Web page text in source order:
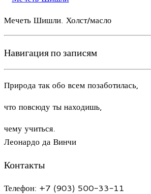
Мечеть Шишли. Холст/масло
Навигация по записям
Природа так обо всем позаботилась,
что повсюду ты находишь,
чему учиться.
Леонардо да Винчи
Контакты
Телефон: +7 (903) 500-33-11